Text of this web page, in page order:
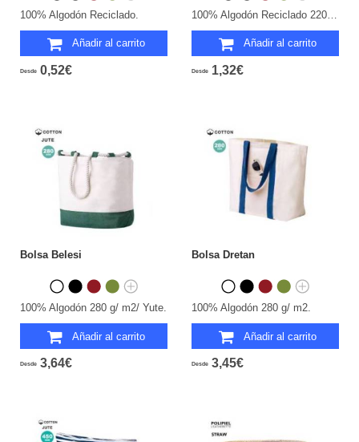
100% Algodón Reciclado.
Añadir al carrito
Desde 0,52€
Añadir al carrito
Desde 1,32€
Bolsa Belesi
100% Algodón 280 g/ m2/ Yute.
Añadir al carrito
Desde 3,64€
Bolsa Dretan
100% Algodón 280 g/ m2.
Añadir al carrito
Desde 3,45€